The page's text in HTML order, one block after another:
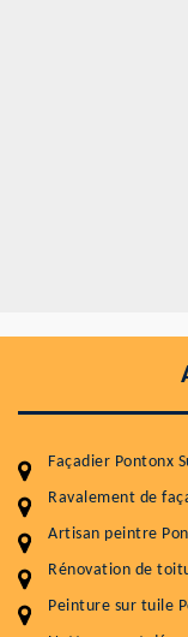
Façadier Pontonx
Ravalement de
Artisan peintre
Rénovation de
Peinture sur tuile
Entretenir